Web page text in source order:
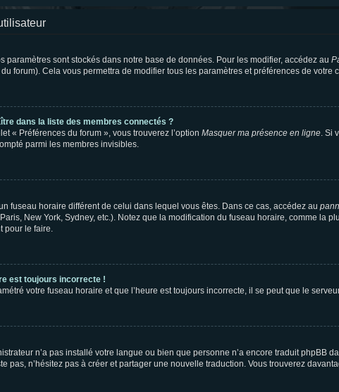
paramètres sont stockés dans notre base de données. Pour les modifier, accédez au
forum). Cela vous permettra de modifier tous les paramètres et préférences de votre
dans la liste des membres connectés ?
« Préférences du forum », vous trouverez l’option Masquer ma présence en ligne. Si
parmi les membres invisibles.
fuseau horaire différent de celui dans lequel vous êtes. Dans ce cas, accédez au
New York, Sydney, etc.). Notez que la modification du fuseau horaire, comme la
pour le faire.
est toujours incorrecte !
votre fuseau horaire et que l’heure est toujours incorrecte, il se peut que le
n’a pas installé votre langue ou bien que personne n’a encore traduit phpBB
pas, n’hésitez pas à créer et partager une nouvelle traduction. Vous trouverez